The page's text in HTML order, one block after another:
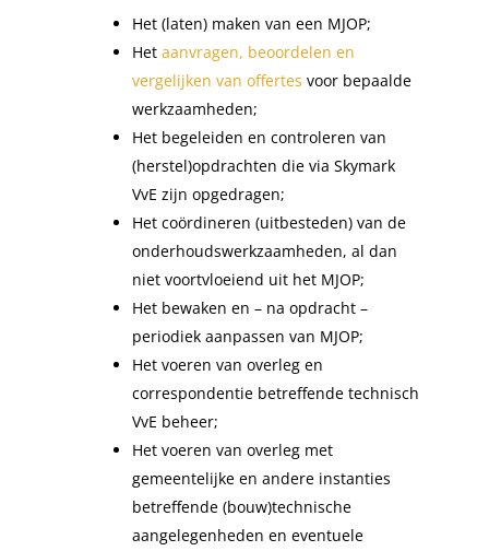
Het (laten) maken van een MJOP;
Het aanvragen, beoordelen en
vergelijken van offertes voor bepaalde
werkzaamheden;
Het begeleiden en controleren van
(herstel)opdrachten die via Skymark
VvE zijn opgedragen;
Het coördineren (uitbesteden) van de
onderhoudswerkzaamheden, al dan
niet voortvloeiend uit het MJOP;
Het bewaken en – na opdracht –
periodiek aanpassen van MJOP;
Het voeren van overleg en
correspondentie betreffende technisch
VvE beheer;
Het voeren van overleg met
gemeentelijke en andere instanties
betreffende (bouw)technische
aangelegenheden en eventuele